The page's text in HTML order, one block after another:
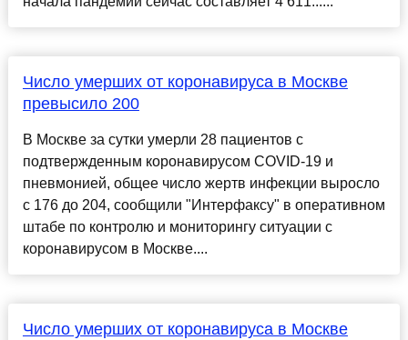
Число умерших от коронавируса в Москве
превысило 200
В Москве за сутки умерли 28 пациентов с
подтвержденным коронавирусом COVID-19 и
пневмонией, общее число жертв инфекции выросло
с 176 до 204, сообщили "Интерфаксу" в оперативном
штабе по контролю и мониторингу ситуации с
коронавирусом в Москве....
Число умерших от коронавируса в Москве